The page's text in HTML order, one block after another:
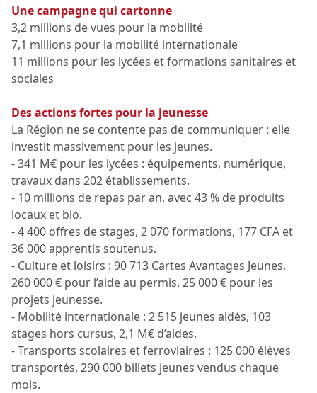
Une campagne qui cartonne
3,2 millions de vues pour la mobilité
7,1 millions pour la mobilité internationale
11 millions pour les lycées et formations sanitaires et
sociales
Des actions fortes pour la jeunesse
La Région ne se contente pas de communiquer : elle
investit massivement pour les jeunes.
- 341 M€ pour les lycées : équipements, numérique,
travaux dans 202 établissements.
- 10 millions de repas par an, avec 43 % de produits
locaux et bio.
- 4 400 offres de stages, 2 070 formations, 177 CFA et
36 000 apprentis soutenus.
- Culture et loisirs : 90 713 Cartes Avantages Jeunes,
260 000 € pour l’aide au permis, 25 000 € pour les
projets jeunesse.
- Mobilité internationale : 2 515 jeunes aidés, 103
stages hors cursus, 2,1 M€ d’aides.
- Transports scolaires et ferroviaires : 125 000 élèves
transportés, 290 000 billets jeunes vendus chaque
mois.